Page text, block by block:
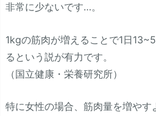
非常に少ないです…。
1kgの筋肉が増えることで1日
るという説が有力です。
（国立健康・栄養研究所）
特に女性の場合、筋肉量を増やす